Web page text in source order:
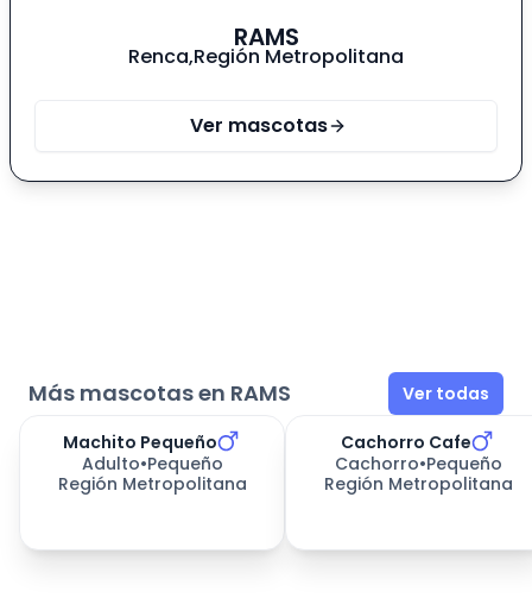
RAMS
Renca,Región Metropolitana
Ver mascotas
Más mascotas en RAMS Ver todas
Machito Pequeño
Adulto•Pequeño
Región Metropolitana
Cachorro Cafe
Cachorro•Pequeño
Región Metropolitana